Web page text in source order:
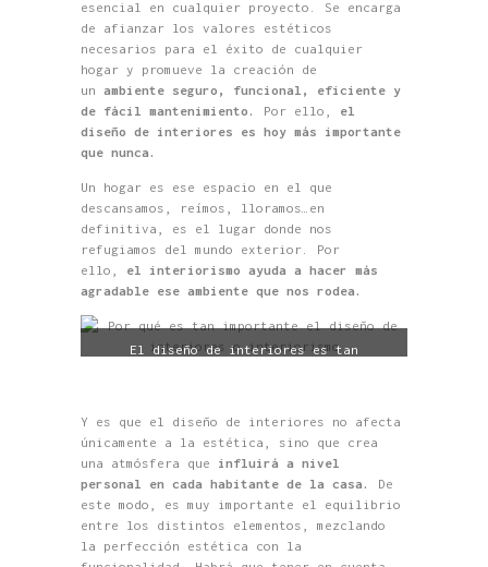
esencial en cualquier proyecto. Se encarga
de afianzar los valores estéticos
necesarios para el éxito de cualquier
hogar y promueve la creación de
un ambiente seguro, funcional, eficiente y
de fácil mantenimiento.
Por ello, el
diseño de interiores es hoy más importante
que nunca.
Un hogar es ese espacio en el que
descansamos, reímos, lloramos…en
definitiva, es el lugar donde nos
refugiamos del mundo exterior. Por
ello, el interiorismo ayuda a hacer más
agradable ese ambiente que nos rodea.
El diseño de interiores es tan
Y es que el diseño de interiores no afecta
únicamente a la estética, sino que crea
una atmósfera que influirá a nivel
personal en cada habitante de la casa.
De
este modo, es muy importante el equilibrio
entre los distintos elementos, mezclando
la perfección estética con la